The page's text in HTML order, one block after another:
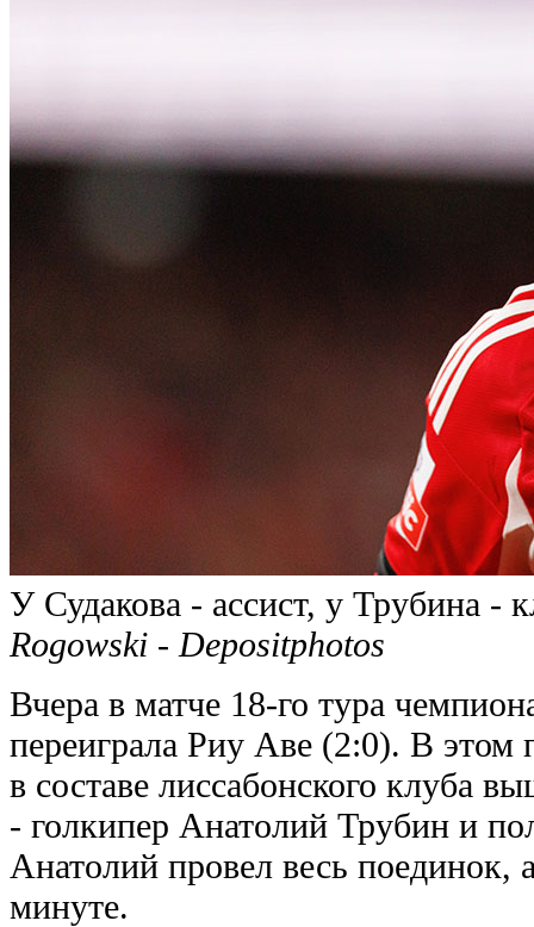
У Судакова - ассист, у Трубина -
Rogowski - Depositphotos
Вчера в матче 18-го тура
переиграла Риу Аве (2:0). В этом
в составе лиссабонского клуба
- голкипер Анатолий Трубин и
Анатолий провел весь поединок,
минуте.